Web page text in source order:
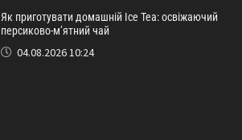
Як приготувати домашній Ice Tea: освіжаючий
персиково-м’ятний чай
04.08.2026 10:24